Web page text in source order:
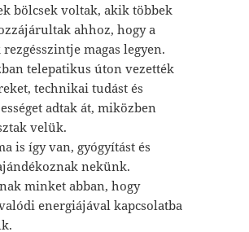
bölcsek voltak, akik többek
ahhoz, hogy a
magas legyen.
telepatikus úton vezették
technikai tudást és
adtak át, miközben
velük.
is így van, gyógyítást és
nekünk.
minket abban, hogy
energiájával kapcsolatba